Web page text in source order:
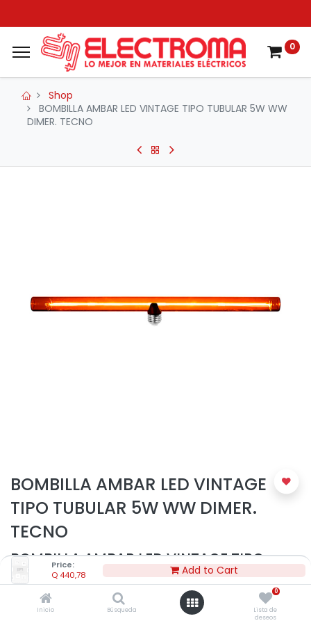
Price:
Q 440,78 Add to Cart
Inicio Búsqueda
0
Lista de
deseos
0
Shop
BOMBILLA AMBAR LED VINTAGE TIPO TUBULAR 5W WW
DIMER. TECNO
BOMBILLA AMBAR LED VINTAGE
TIPO TUBULAR 5W WW DIMER.
TECNO
BOMBILLA AMBAR LED VINTAGE TIPO
TUBULAR 5W WW DIMER
440,78